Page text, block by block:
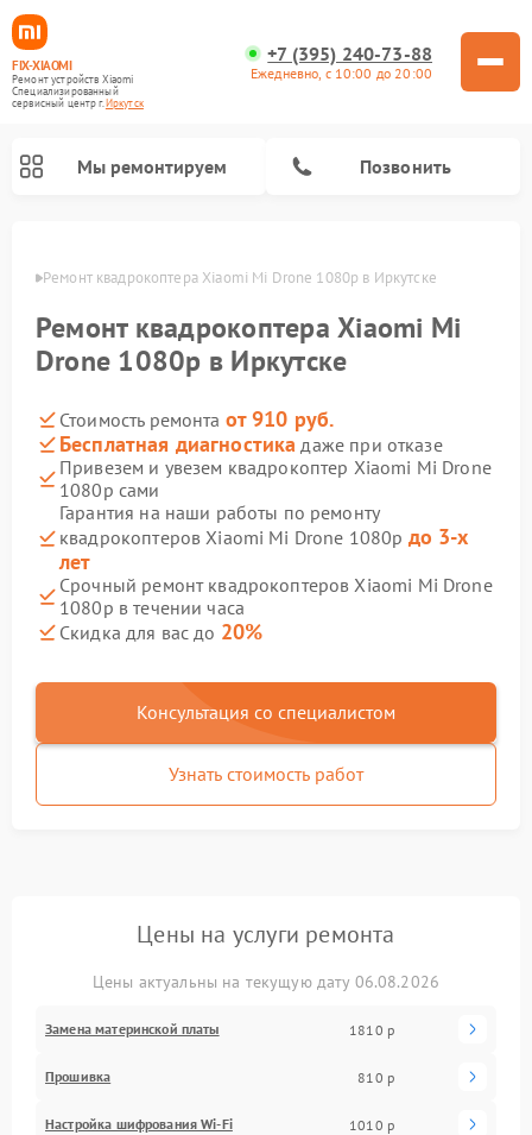
FIX-XIAOMI
Ремонт устройств Xiaomi
Специализированный
cервисный центр г.Иркутск
+7 (395) 240-73-88
Ежедневно, с 10:00 до 20:00
Мы ремонтируем Позвонить
Ремонт квадрокоптера Xiaomi Mi Drone 1080p в Иркутске
Ремонт квадрокоптера Xiaomi Mi
Drone 1080p в Иркутске
Стоимость ремонта от 910 руб.
Бесплатная диагностика даже при отказе
Привезем и увезем квадрокоптер Xiaomi Mi Drone
1080p сами
Гарантия на наши работы по ремонту
квадрокоптеров Xiaomi Mi Drone 1080p до 3-х
лет
Срочный ремонт квадрокоптеров Xiaomi Mi Drone
1080p в течении часа
Скидка для вас до 20%
Консультация со специалистом
Узнать стоимость работ
Цены на услуги ремонта
Цены актуальны на текущую дату 06.08.2026
Замена материнской платы 1810 р
Прошивка 810 р
Настройка шифрования Wi-Fi 1010 р